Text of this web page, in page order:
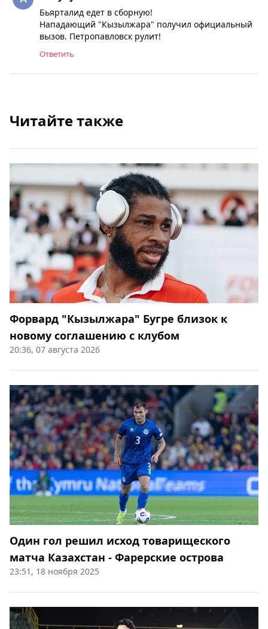
Бьярталид едет в сборную!
Нападающий "Кызылжара" получил официальный
вызов. Петропавловск рулит!
Ответить
Читайте также
Форвард "Кызылжара" Бугре близок к
новому соглашению с клубом
20:36, 07 августа 2026
Один гол решил исход товарищеского
матча Казахстан - Фарерские острова
23:51, 18 ноября 2025